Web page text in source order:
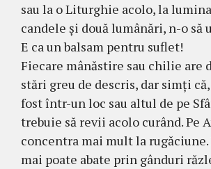
sau la o Liturghie acolo, la
candele şi două lumânări, n-o să
E ca un balsam pentru suflet!
Fiecare mânăstire sau chilie are
stări greu de descris, dar simţi
fost într-un loc sau altul de pe
trebuie să revii acolo curând. Pe
concentra mai mult la
mai poate abate prin gânduri